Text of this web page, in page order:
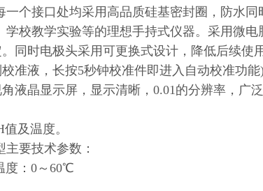
一个接口处均采用高品质硅基密封圈，防水
校教学实验等的理想手持式仪器。采用微电
同时电极头采用可更换式设计，降低后续使
准液，长按5秒钟校准件即进入自动校准功
液晶显示屏，显示清晰，0.01的分辨率，广
及温度。
主要技术参数：
度：0～60℃